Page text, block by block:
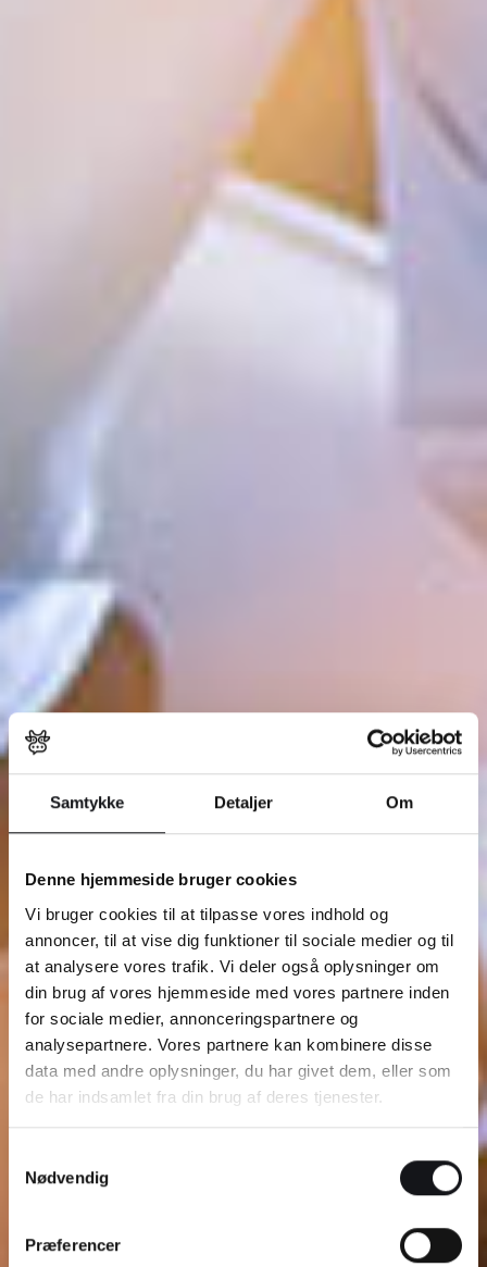
Samtykke Detaljer Om
Denne hjemmeside bruger cookies
Vi bruger cookies til at tilpasse vores indhold og
annoncer, til at vise dig funktioner til sociale medier og til
at analysere vores trafik. Vi deler også oplysninger om
din brug af vores hjemmeside med vores partnere inden
for sociale medier, annonceringspartnere og
analysepartnere. Vores partnere kan kombinere disse
data med andre oplysninger, du har givet dem, eller som
de har indsamlet fra din brug af deres tjenester.
Nødvendig
Præferencer